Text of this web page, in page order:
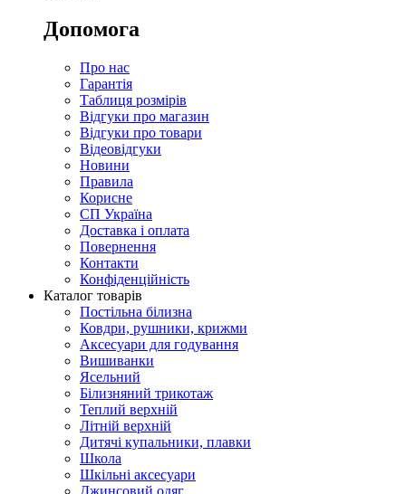
Допомога
Про нас
Гарантія
Таблиця розмірів
Відгуки про магазин
Відгуки про товари
Відеовідгуки
Новини
Правила
Корисне
СП Україна
Доставка і оплата
Повернення
Контакти
Конфіденційність
Каталог товарів
Постільна білизна
Ковдри, рушники, крижми
Аксесуари для годування
Вишиванки
Ясельний
Білизняний трикотаж
Теплий верхній
Літній верхній
Дитячі купальники, плавки
Школа
Шкільні аксесуари
Джинсовий одяг